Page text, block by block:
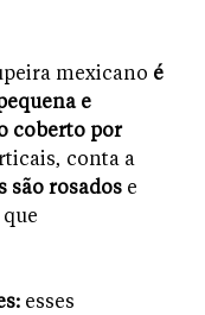
mexicano é
e
coberto por
conta a
são rosados e
esses